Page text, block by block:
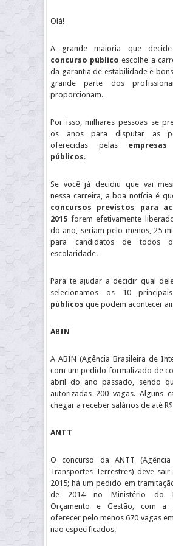
Olá!
A grande maioria que
concurso público escolhe a
da garantia de estabilidade e
grande parte dos
proporcionam.
Por isso, milhares pessoas se
os anos para disputar as
oferecidas pelas
públicos.
Se você já decidiu que vai
nessa carreira, a boa notícia é
concursos previstos para
2015 forem efetivamente
do ano, seriam pelo menos, 25
para candidatos de todos
escolaridade.
Para te ajudar a decidir qual
selecionamos os 10
públicos que podem acontecer
ABIN
A ABIN (Agência Brasileira de
com um pedido formalizado de
abril do ano passado, sendo
autorizadas 200 vagas. Alguns
chegar a receber salários de até
ANTT
O concurso da ANTT
Transportes Terrestres) deve
2015; há um pedido em
de 2014 no Ministério do
Orçamento e Gestão, com a
oferecer pelo menos 670 vagas
não especificados.